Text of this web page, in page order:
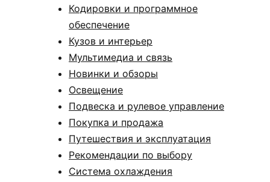
Кодировки и программное
обеспечение
Кузов и интерьер
Мультимедиа и связь
Новинки и обзоры
Освещение
Подвеска и рулевое управление
Покупка и продажа
Путешествия и эксплуатация
Рекомендации по выбору
Система охлаждения